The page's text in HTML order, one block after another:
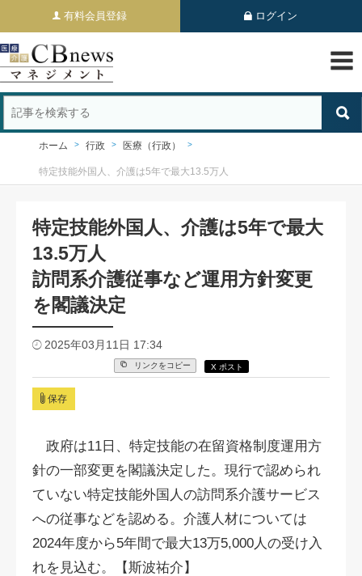
有料会員登録 ログイン
ホーム 行政 医療（行政）
特定技能外国人、介護は5年で最大13.5万人
特定技能外国人、介護は5年で最大
13.5万人
訪問系介護従事など運用方針変更
を閣議決定
2025年03月11日 17:34
リンクをコピー X ポスト
保存
政府は11日、特定技能の在留資格制度運用方
針の一部変更を閣議決定した。現行で認められ
ていない特定技能外国人の訪問系介護サービス
への従事などを認める。介護人材については
2024年度から5年間で最大13万5,000人の受け入
れを見込む。【斯波祐介】